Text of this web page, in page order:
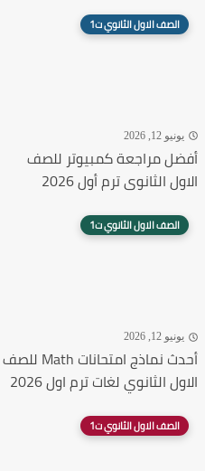
الصف الاول الثانوي ت1
يونيو 12, 2026
أفضل مراجعة كمبيوتر للصف
الاول الثانوى ترم أول 2026
الصف الاول الثانوي ت1
يونيو 12, 2026
أحدث نماذج امتحانات Math للصف
الاول الثانوي لغات ترم اول 2026
الصف الاول الثانوي ت1